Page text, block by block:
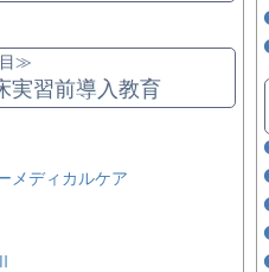
≫
実習前導入教育
メディカルケア